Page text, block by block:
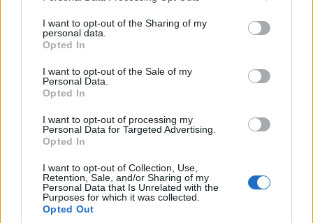
I want to opt-out of the Sharing of my
personal data.
Opted In
I want to opt-out of the Sale of my
Personal Data.
Opted In
I want to opt-out of processing my
Personal Data for Targeted Advertising.
Opted In
I want to opt-out of Collection, Use,
Retention, Sale, and/or Sharing of my
Personal Data that Is Unrelated with the
Purposes for which it was collected.
Opted Out
Arbitro: Peter Martin (IRFU).
Bonato (FIR).
TMO: Leo Colgan (IRFU).
ZEBRE
15 Lorenzo Pani
14 Mirko Belloni
13 Giulio Bertaccini